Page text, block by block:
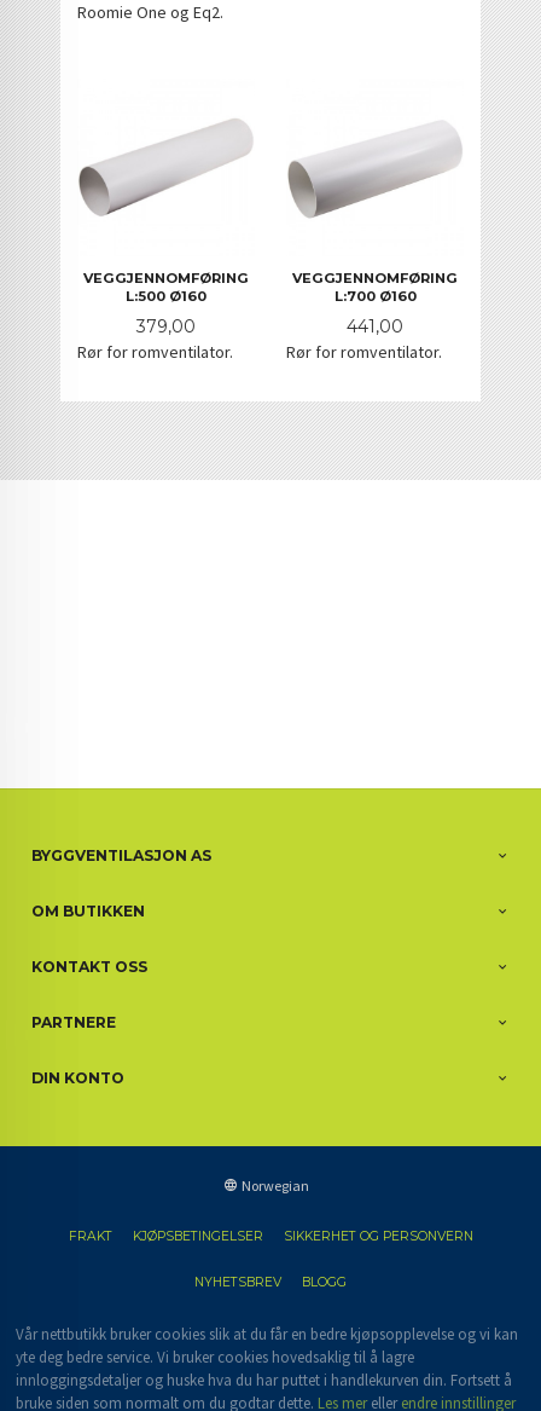
Roomie One og Eq2.
VEGGJENNOMFØRING
L:500 Ø160
Pris
379,00
Rør for romventilator.
VEGGJENNOMFØRING
L:700 Ø160
Pris
441,00
Rør for romventilator.
BYGGVENTILASJON AS
OM BUTIKKEN
KONTAKT OSS
PARTNERE
DIN KONTO
Norwegian
FRAKT KJØPSBETINGELSER SIKKERHET OG PERSONVERN
NYHETSBREV BLOGG
Vår nettbutikk bruker cookies slik at du får en bedre kjøpsopplevelse og vi kan
yte deg bedre service. Vi bruker cookies hovedsaklig til å lagre
innloggingsdetaljer og huske hva du har puttet i handlekurven din. Fortsett å
bruke siden som normalt om du godtar dette. Les merellerendre innstillinger